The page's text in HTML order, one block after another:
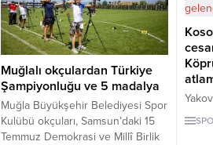
Muğlalı okçulardan Türkiye
Şampiyonluğu ve 5 madalya
Muğla Büyükşehir Belediyesi Spor
Kulübü okçuları, Samsun’daki 15
Temmuz Demokrasi ve Millî Birlik